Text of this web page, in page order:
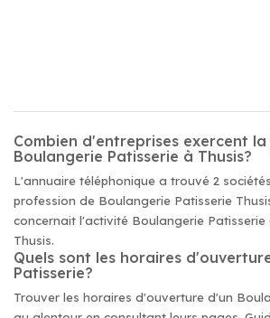
Combien d'entreprises exercent
Boulangerie Patisserie à Thusis?
L'annuaire téléphonique a trouvé 2
profession de Boulangerie Patisserie
concernait l'activité Boulangerie Patisserie
Thusis.
Quels sont les horaires
Patisserie?
Trouver les horaires d'ouverture d'un